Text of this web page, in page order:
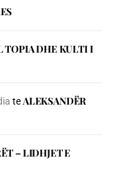
TOPIA DHE KULTI I
teALEKSANDËR
– LIDHJET E